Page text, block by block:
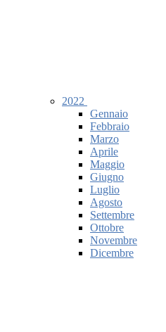
2022
Gennaio
Febbraio
Marzo
Aprile
Maggio
Giugno
Luglio
Agosto
Settembre
Ottobre
Novembre
Dicembre